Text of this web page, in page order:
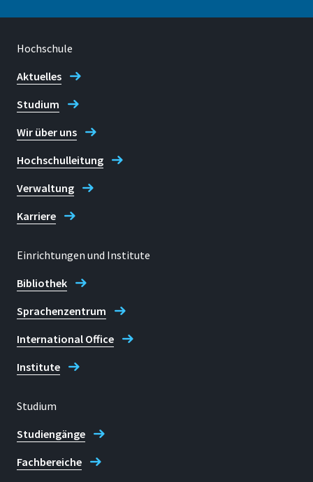
+49 2241 865 217
Standort
Sankt Augustin
C 275
Adresse
Grantham-Allee 20
53757, Sankt Augustin
Telefon
+49 2241 865 217
Prof. Dr B. Kenneth Kent
Hochschule
Aktuelles
Studium
Wir über uns
Hochschulleitung
Verwaltung
Karriere
Einrichtungen und Institute
Bibliothek
Sprachenzentrum
International Office
Institute
Studium
Studiengänge
Fachbereiche